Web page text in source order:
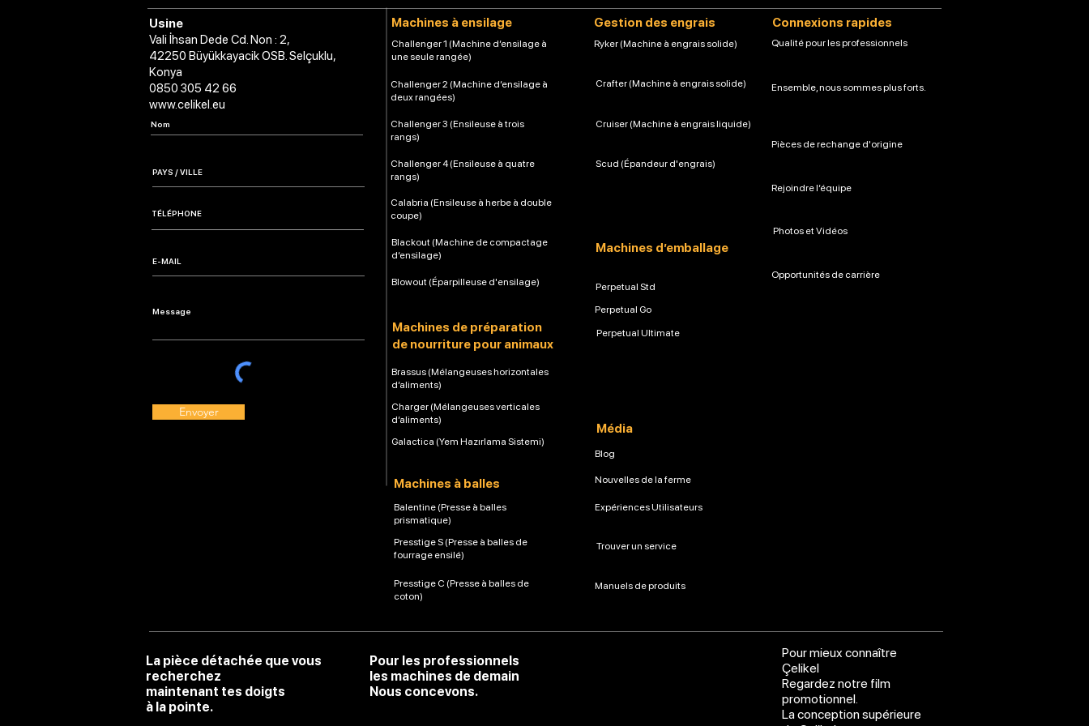
Usine
Vali İhsan Dede Cd. Non : 2,
42250 Büyükkayacik OSB. Selçuklu,
Konya
0850 305 42 66
www.celikel.eu
Envoyer
Machines à ensilage
Challenger 1 (Machine d’ensilage à
une seule rangée)
Challenger 2 (Machine d’ensilage à
deux rangées)
Connexions rapides
Ryker (Machine à engrais solide)
Cruiser (Machine à engrais liquide)
Scud (Épandeur d'engrais)
Calabria (Ensileuse à herbe à double
coupe)
Blackout (Machine de compactage
d’ensilage)
Blowout (Éparpilleuse d'ensilage)
Gestion des engrais
Crafter (Machine à engrais solide)
Qualité pour les professionnels
Ensemble, nous sommes plus forts.
Pièces de rechange d'origine
Photos et Vidéos
Opportunités de carrière
Machines d’emballage
Rejoindre l’équipe
Perpetual Std
Perpetual Go
Machines de préparation
de nourriture pour animaux
Perpetual Ultimate
Challenger 4 (Ensileuse à quatre
rangs)
Challenger 3 (Ensileuse à trois
rangs)
Brassus (Mélangeuses horizontales
d’aliments)
Média
Charger (Mélangeuses verticales
d’aliments)
Galactica (Yem Hazırlama Sistemi)
Machines à balles
Blog
Nouvelles de la ferme
Balentine (Presse à balles
prismatique)
Expériences Utilisateurs
Presstige S (Presse à balles de
fourrage ensilé)
Trouver un service
Presstige C (Presse à balles de
coton)
Manuels de produits
La pièce détachée que vous
recherchez
maintenant tes doigts
à la pointe.
Pour les professionnels
les machines de demain
Nous concevons.
Pour mieux connaître
Çelikel
Regardez notre film
promotionnel.
La conception supérieure